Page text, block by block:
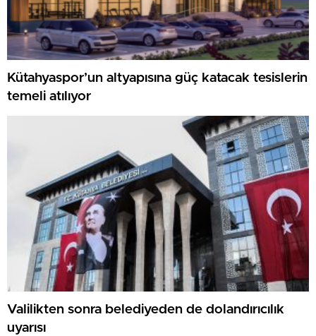
Kütahyaspor’un altyapısına güç katacak tesislerin
temeli atılıyor
Valilikten sonra belediyeden de dolandırıcılık
uyarısı